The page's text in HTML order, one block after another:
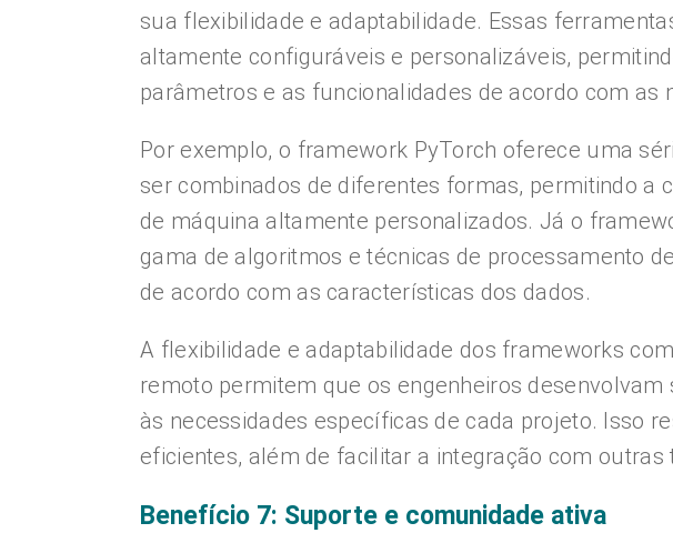
sua flexibilidade e adaptabilidade. Essas
altamente configuráveis e personalizáveis,
parâmetros e as funcionalidades de acordo com as
Por exemplo, o framework PyTorch oferece uma
ser combinados de diferentes formas, permitindo a
de máquina altamente personalizados. Já o
gama de algoritmos e técnicas de processamento
de acordo com as características dos dados.
A flexibilidade e adaptabilidade dos frameworks
remoto permitem que os engenheiros
às necessidades específicas de cada projeto. Isso
eficientes, além de facilitar a integração com outras
Benefício 7: Suporte e comunidade ativa